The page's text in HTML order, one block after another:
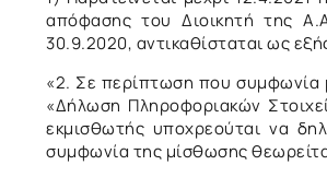
απόφασης του Διοικητή της
30.9.2020, αντικαθίσταται ως
«2. Σε περίπτωση που συμφωνία
«Δήλωση Πληροφοριακών
εκμισθωτής υποχρεούται να
συμφωνία της μίσθωσης